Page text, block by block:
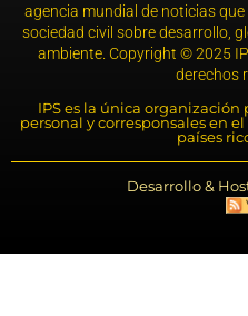
agencia mundial de noticias
sociedad civil sobre desarrollo,
ambiente. Copyright © 2025
derechos
IPS es la única
personal y corresponsales en
países
Desarrollo &